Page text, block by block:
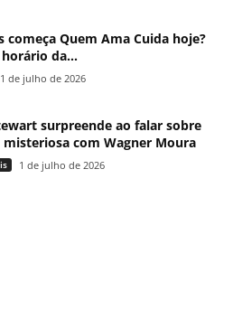
começa Quem Ama Cuida hoje?
da...
1 de julho de 2026
surpreende ao falar sobre
com Wagner Moura
1 de julho de 2026